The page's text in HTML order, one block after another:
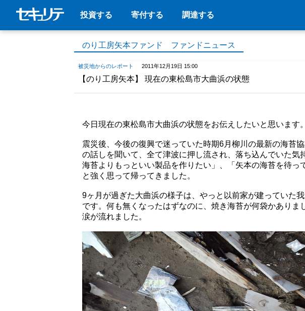
投資する 寄付する 調達する
のり工房矢本ファンド ファンドニュース
被災地からのレポート 2011年12月19日 15:00
【のり工房矢本】 現在の東松島市大曲浜の状態
今日現在の東松島市大曲浜の状態をお伝えしたいと思います。
震災後、今後の復興で迷っていた時期6月柳川の最新の海苔
の話しを聞いて、全て津波に押し流され、落ち込んでいた
海苔よりもっといい製品を作りたい」、「矢本の海苔を待っ
と強く思って帰ってきました。
9ヶ月が過ぎた大曲浜の様子は、やっと以前家が建っていた
です。何も無くなったはずなのに、焼き海苔が何袋かありま
涙が流れました。